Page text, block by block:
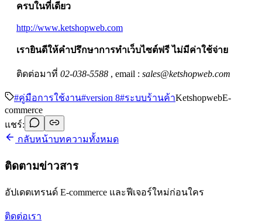
ครบในที่เดียว
http://www.ketshopweb.com
เรายินดีให้คำปรึกษาการทำเว็บไซต์ฟรี ไม่มีค่าใช้จ่าย
ติดต่อมาที่ 02-038-5588 , email : sales@ketshopweb.com
#คู่มือการใช้งาน#version 8#ระบบร้านค้าKetshopwebE-
commerce
แชร์:
กลับหน้าบทความทั้งหมด
ติดตามข่าวสาร
อัปเดตเทรนด์ E-commerce และฟีเจอร์ใหม่ก่อนใคร
ติดต่อเรา